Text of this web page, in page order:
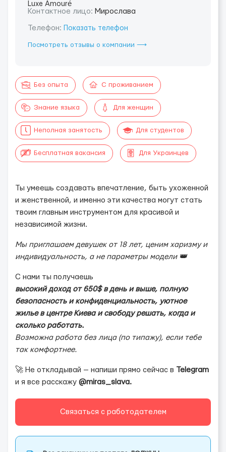
Контактное лицо: Мирослава
Телефон: Показать телефон
Посмотреть отзывы о компании ⟶
Без опыта С проживанием
Знание языка Для женщин
Неполная занятость Для студентов
Бесплатная вакансия Для Украинцев
Ты умеешь создавать впечатление, быть ухоженной
и женственной, и именно эти качества могут стать
твоим главным инструментом для красивой и
независимой жизни.
Мы приглашаем девушек от 18 лет, ценим харизму и
индивидуальность, а не параметры модели 👑
С нами ты получаешь
высокий доход от 650$ в день и выше, полную
безопасность и конфиденциальность, уютное
жилье в центре Киева и свободу решать, когда и
сколько работать.
Возможна работа без лица (по типажу), если тебе
так комфортнее.
🚀 Не откладывай — напиши прямо сейчас в
Telegram
и я все расскажу @miras_slava.
Связаться с работодателем